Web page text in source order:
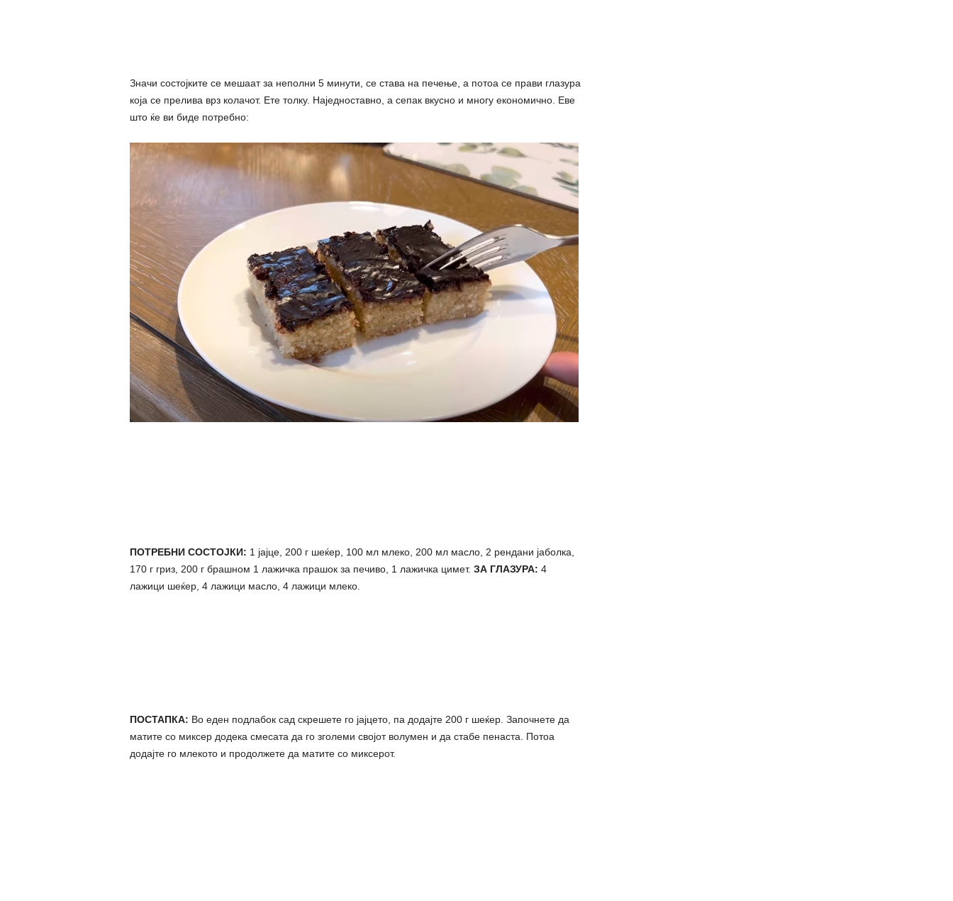
Значи состојките се мешаат за неполни 5 минути, се става на печење, а потоа се прави глазура
која се прелива врз колачот. Ете толку. Наједноставно, а сепак вкусно и многу економично. Еве
што ќе ви биде потребно:
ПОТРЕБНИ СОСТОЈКИ: 1 јајце, 200 г шеќер, 100 мл млеко, 200 мл масло, 2 рендани јаболка,
170 г гриз, 200 г брашном 1 лажичка прашок за печиво, 1 лажичка цимет. ЗА ГЛАЗУРА: 4
лажици шеќер, 4 лажици масло, 4 лажици млеко.
ПОСТАПКА: Во еден подлабок сад скрешете го јајцето, па додајте 200 г шеќер. Започнете да
матите со миксер додека смесата да го зголеми својот волумен и да стабе пенаста. Потоа
додајте го млекото и продолжете да матите со миксерот.